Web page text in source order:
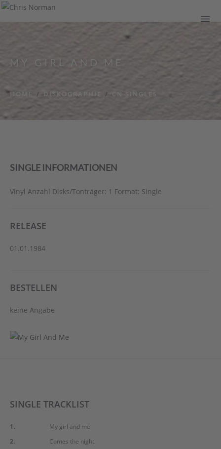
MY GIRL AND ME
HOME / DISKOGRAPHIE / CN SINGLES
SINGLE INFORMATIONEN
Vinyl Anzahl Disks/Tonträger: 1 Format: Single
RELEASE
01.01.1984
BESTELLEN
keine Angabe
SINGLE TRACKLIST
1.
My girl and me
2.
Comes the night